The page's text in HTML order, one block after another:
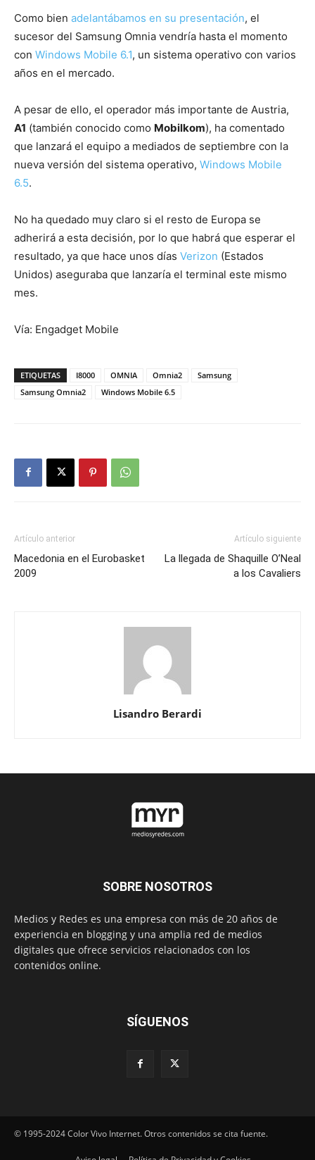
Como bien adelantábamos en su presentación, el
sucesor del Samsung Omnia vendría hasta el momento
con Windows Mobile 6.1, un sistema operativo con varios
años en el mercado.
A pesar de ello, el operador más importante de Austria,
A1 (también conocido como Mobilkom), ha comentado
que lanzará el equipo a mediados de septiembre con la
nueva versión del sistema operativo, Windows Mobile
6.5.
No ha quedado muy claro si el resto de Europa se
adherirá a esta decisión, por lo que habrá que esperar el
resultado, ya que hace unos días Verizon (Estados
Unidos) aseguraba que lanzaría el terminal este mismo
mes.
Vía: Engadget Mobile
ETIQUETAS I8000 OMNIA Omnia2
Samsung
Samsung Omnia2
Windows Mobile 6.5
Artículo anterior
Macedonia en el Eurobasket
2009
Artículo siguiente
La llegada de Shaquille O’Neal
a los Cavaliers
Lisandro Berardi
SOBRE NOSOTROS
Medios y Redes es una empresa con más de 20 años de
experiencia en blogging y una amplia red de medios
digitales que ofrece servicios relacionados con los
contenidos online.
SÍGUENOS
© 1995-2024 Color Vivo Internet. Otros contenidos se cita fuente.